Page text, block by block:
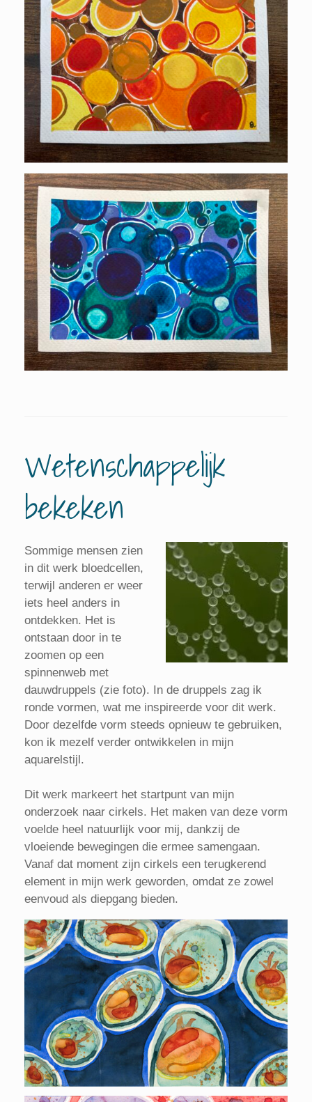
Wetenschappelijk
bekeken
Sommige mensen zien
in dit werk bloedcellen,
terwijl anderen er weer
iets heel anders in
ontdekken. Het is
ontstaan door in te
zoomen op een
spinnenweb met
dauwdruppels (zie foto). In de druppels zag ik
ronde vormen, wat me inspireerde voor dit werk.
Door dezelfde vorm steeds opnieuw te gebruiken,
kon ik mezelf verder ontwikkelen in mijn
aquarelstijl.
Dit werk markeert het startpunt van mijn
onderzoek naar cirkels. Het maken van deze vorm
voelde heel natuurlijk voor mij, dankzij de
vloeiende bewegingen die ermee samengaan.
Vanaf dat moment zijn cirkels een terugkerend
element in mijn werk geworden, omdat ze zowel
eenvoud als diepgang bieden.